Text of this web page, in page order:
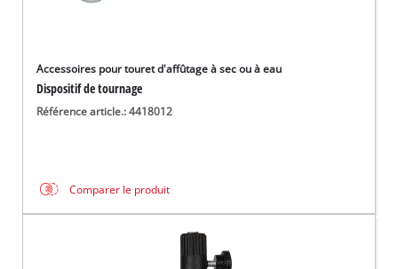
Accessoires pour touret d'affûtage à sec ou à eau
Dispositif de tournage
Référence article.: 4418012
Comparer le produit